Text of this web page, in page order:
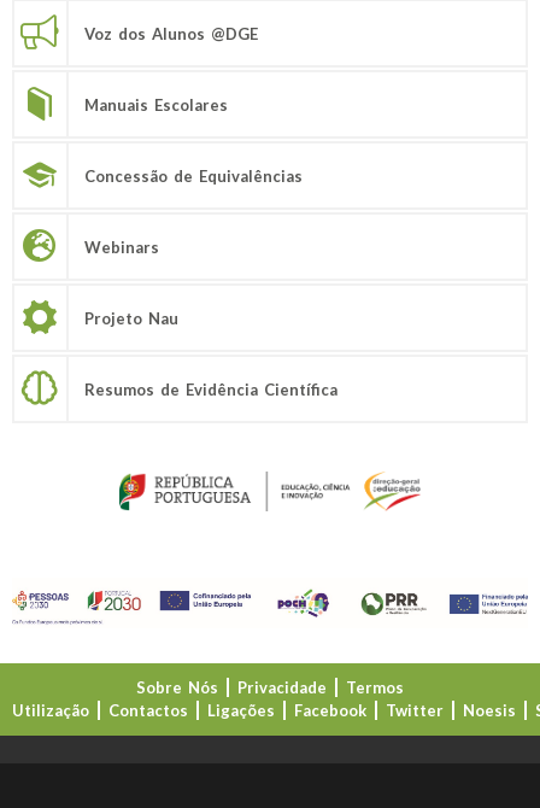
Voz dos Alunos @DGE
Manuais Escolares
Concessão de Equivalências
Webinars
Projeto Nau
Resumos de Evidência Científica
Sobre Nós Privacidade
Termos
Utilização
Contactos Ligações Facebook Twitter Noesis